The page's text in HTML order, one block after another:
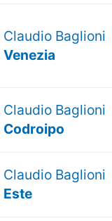
Claudio Baglioni
Venezia
Claudio Baglioni
Codroipo
Claudio Baglioni
Este